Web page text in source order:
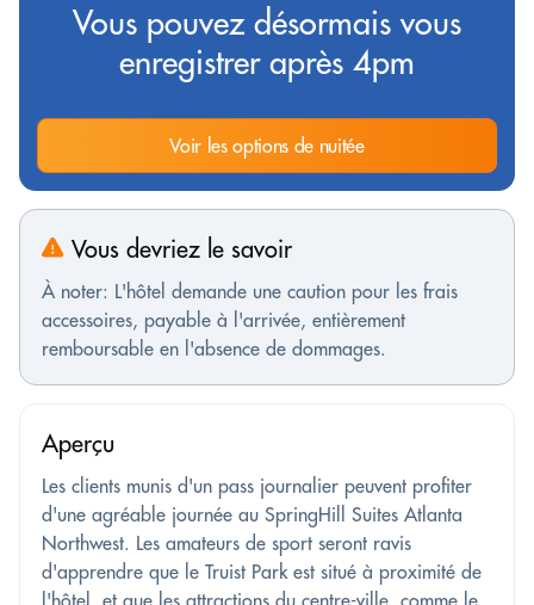
Vous pouvez désormais vous
enregistrer après 4pm
Voir les options de nuitée
Vous devriez le savoir
À noter: L'hôtel demande une caution pour les frais
accessoires, payable à l'arrivée, entièrement
remboursable en l'absence de dommages.
Aperçu
Les clients munis d'un pass journalier peuvent profiter
d'une agréable journée au SpringHill Suites Atlanta
Northwest. Les amateurs de sport seront ravis
d'apprendre que le Truist Park est situé à proximité de
l'hôtel, et que les attractions du centre-ville, comme le